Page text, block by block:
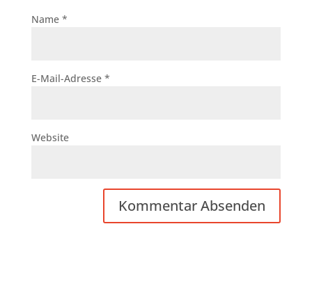
Name *
E-Mail-Adresse *
Website